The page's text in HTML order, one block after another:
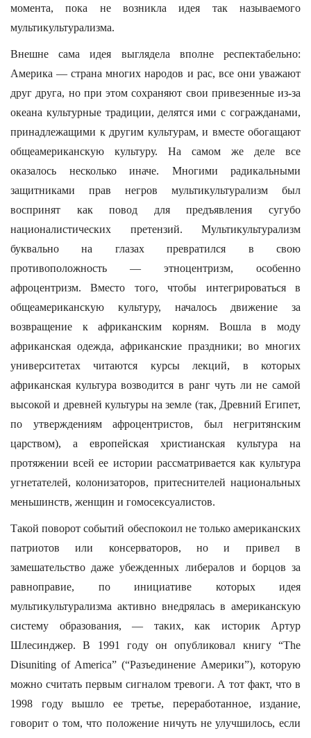
момента, пока не возникла идея так называемого
мультикультурализма.
Внешне сама идея выглядела вполне респектабельно:
Америка — страна многих народов и рас, все они уважают
друг друга, но при этом сохраняют свои привезенные из-за
океана культурные традиции, делятся ими с согражданами,
принадлежащими к другим культурам, и вместе обогащают
общеамериканскую культуру. На самом же деле все
оказалось несколько иначе. Многими радикальными
защитниками прав негров мультикультурализм был
воспринят как повод для предъявления сугубо
националистических претензий. Мультикультурализм
буквально на глазах превратился в свою
противоположность — этноцентризм, особенно
афроцентризм. Вместо того, чтобы интегрироваться в
общеамериканскую культуру, началось движение за
возвращение к африканским корням. Вошла в моду
африканская одежда, африканские праздники; во многих
университетах читаются курсы лекций, в которых
африканская культура возводится в ранг чуть ли не самой
высокой и древней культуры на земле (так, Древний Египет,
по утверждениям афроцентристов, был негритянским
царством), а европейская христианская культура на
протяжении всей ее истории рассматривается как культура
угнетателей, колонизаторов, притеснителей национальных
меньшинств, женщин и гомосексуалистов.
Такой поворот событий обеспокоил не только американских
патриотов или консерваторов, но и привел в
замешательство даже убежденных либералов и борцов за
равноправие, по инициативе которых идея
мультикультурализма активно внедрялась в американскую
систему образования, — таких, как историк Артур
Шлесинджер. В 1991 году он опубликовал книгу “The
Disuniting of America” (“Разъединение Америки”), которую
можно считать первым сигналом тревоги. А тот факт, что в
1998 году вышло ее третье, переработанное, издание,
говорит о том, что положение ничуть не улучшилось, если